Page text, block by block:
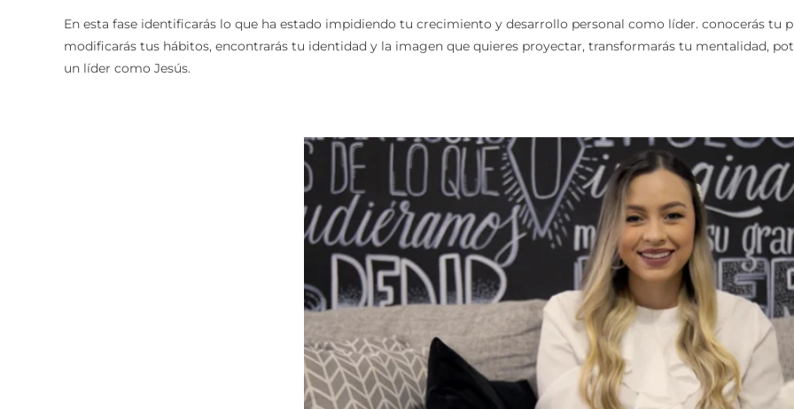
En esta fase identificarás lo que ha estado impidiendo tu crecimiento y desarrollo personal como líder. conocerás tu
modificarás tus hábitos, encontrarás tu identidad y la imagen que quieres proyectar, transformarás tu mentalidad,
un líder como Jesús.